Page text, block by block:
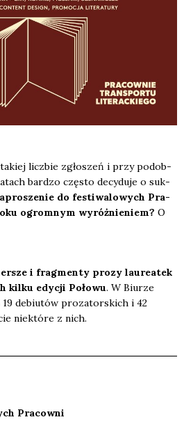
licz­bie zgło­szeń i przy podob­
bar­dzo czę­sto decy­du­je o suk­
do festi­wa­lo­wych Pra­
ogrom­nym wyróż­nie­niem? O
i frag­men­ty pro­zy lau­re­atek
kil­ku edy­cji Poło­wu. W Biu­rze
19 debiu­tów pro­za­tor­skich i 42
nie­któ­re z nich.
Pra­cow­ni